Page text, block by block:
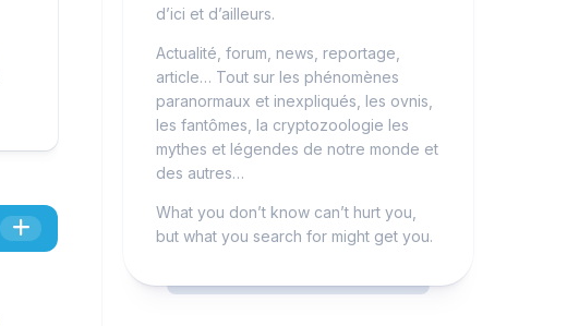
d’ici et d’ailleurs.
Actualité, forum, news, reportage,
article… Tout sur les phénomènes
paranormaux et inexpliqués, les ovnis,
les fantômes, la cryptozoologie les
mythes et légendes de notre monde et
des autres…
What you don’t know can’t hurt you,
but what you search for might get you.